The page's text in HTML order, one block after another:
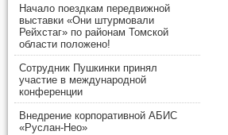
Начало поездкам передвижной
выставки «Они штурмовали
Рейхстаг» по районам Томской
области положено!
Сотрудник Пушкинки принял
участие в международной
конференции
Внедрение корпоративной АБИС
«Руслан-Нео»